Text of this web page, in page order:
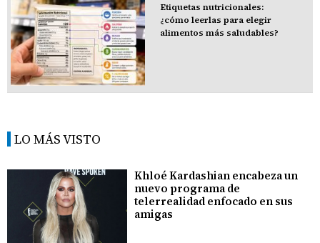
Etiquetas nutricionales:
¿cómo leerlas para elegir
alimentos más saludables?
LO MÁS VISTO
Khloé Kardashian encabeza un
nuevo programa de
telerrealidad enfocado en sus
amigas